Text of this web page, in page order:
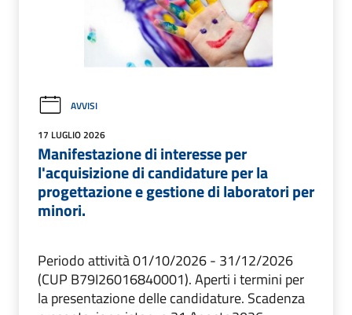
AVVISI
17 LUGLIO 2026
Manifestazione di interesse per
l'acquisizione di candidature per la
progettazione e gestione di laboratori per
minori.
Periodo attività 01/10/2026 - 31/12/2026
(CUP B79I26016840001). Aperti i termini per
la presentazione delle candidature. Scadenza